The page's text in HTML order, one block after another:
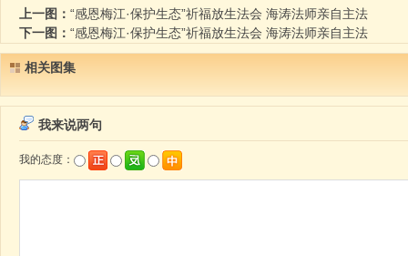
上一图： “感恩梅江·保护生态”祈福放生法会 海涛法师亲自主法
下一图： “感恩梅江·保护生态”祈福放生法会 海涛法师亲自主法
相关图集